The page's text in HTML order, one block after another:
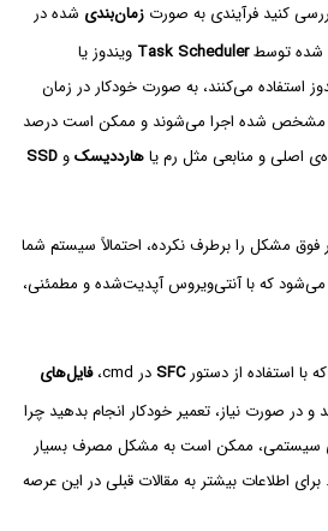
کنید فرآیندی به صورت زمان‌بندی شده در
شده توسطTask Scheduler ویندوز یا
استفاده می‌کنند، به صورت خودکار در زمان
شده اجرا می‌شوند و ممکن است درصد
اصلی و منابعی مثل رم یاهارددیسکوSSD
فوق مشکل را برطرف نکرده، احتمالاً سیستم شما
که با آنتی‌ویروس آپدیت‌شده و مطمئنی،
با استفاده از دستورSFC در cmd،
فایل‌های
در صورت نیاز، تعمیر خودکار انجام بدهید چرا
سیستمی، ممکن است به مشکل مصرف بسیار
اطلاعات بیشتر به مقالات قبلی در این عرصه